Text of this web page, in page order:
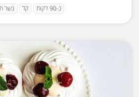
כ-90 דקות קל כשר